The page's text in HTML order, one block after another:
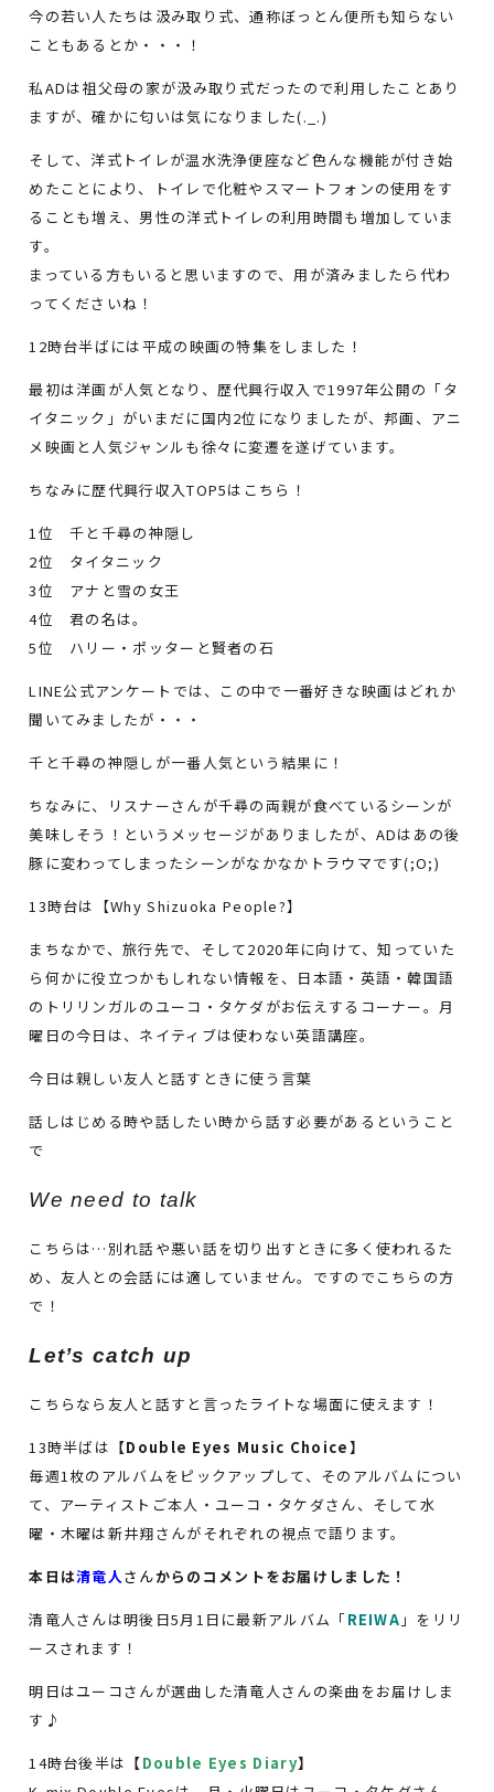
今の若い人たちは汲み取り式、通称ぼっとん便所も知らない
こともあるとか・・・！
私ADは祖父母の家が汲み取り式だったので利用したことあり
ますが、確かに匂いは気になりました(._.)
そして、洋式トイレが温水洗浄便座など色んな機能が付き始
めたことにより、トイレで化粧やスマートフォンの使用をす
ることも増え、男性の洋式トイレの利用時間も増加していま
す。
まっている方もいると思いますので、用が済みましたら代わ
ってくださいね！
12時台半ばには平成の映画の特集をしました！
最初は洋画が人気となり、歴代興行収入で1997年公開の「タ
イタニック」がいまだに国内2位になりましたが、邦画、アニ
メ映画と人気ジャンルも徐々に変遷を遂げています。
ちなみに歴代興行収入TOP5はこちら！
1位 千と千尋の神隠し
2位 タイタニック
3位 アナと雪の女王
4位 君の名は。
5位 ハリー・ポッターと賢者の石
LINE公式アンケートでは、この中で一番好きな映画はどれか
聞いてみましたが・・・
千と千尋の神隠しが一番人気という結果に！
ちなみに、リスナーさんが千尋の両親が食べているシーンが
美味しそう！というメッセージがありましたが、ADはあの後
豚に変わってしまったシーンがなかなかトラウマです(;O;)
13時台は【Why Shizuoka People?】
まちなかで、旅行先で、そして2020年に向けて、知っていた
ら何かに役立つかもしれない情報を、日本語・英語・韓国語
のトリリンガルのユーコ・タケダがお伝えするコーナー。月
曜日の今日は、ネイティブは使わない英語講座。
今日は親しい友人と話すときに使う言葉
話しはじめる時や話したい時から話す必要があるということ
で
We need to talk
こちらは…別れ話や悪い話を切り出すときに多く使われるた
め、友人との会話には適していません。ですのでこちらの方
で！
Let’s catch up
こちらなら友人と話すと言ったライトな場面に使えます！
13時半ばは 【Double Eyes Music Choice】
毎週1枚のアルバムをピックアップして、そのアルバムについ
て、アーティストご本人・ユーコ・タケダさん、そして水
曜・木曜は新井翔さんがそれぞれの視点で語ります。
本日は清竜人さんからのコメントをお届けしました！
清竜人さんは明後日5月1日に最新アルバム「REIWA 」をリリ
ースされます！
明日はユーコさんが選曲した清竜人さんの楽曲をお届けしま
す♪
14時台後半は 【Double Eyes Diary】